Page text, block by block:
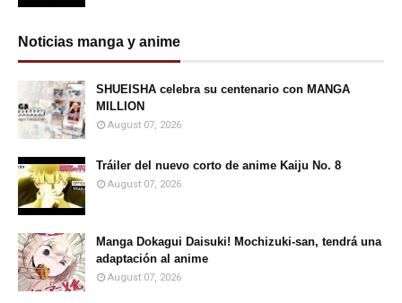
Noticias manga y anime
SHUEISHA celebra su centenario con MANGA
MILLION
August 07, 2026
Tráiler del nuevo corto de anime Kaiju No. 8
August 07, 2026
Manga Dokagui Daisuki! Mochizuki-san, tendrá una
adaptación al anime
August 07, 2026